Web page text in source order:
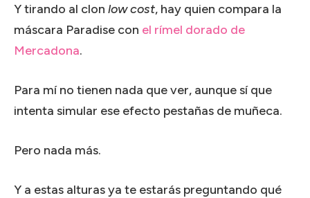
Y tirando al clon low cost, hay quien compara la
máscara Paradise con el rímel dorado de
Mercadona.
Para mí no tienen nada que ver, aunque sí que
intenta simular ese efecto pestañas de muñeca.
Pero nada más.
Y a estas alturas ya te estarás preguntando qué